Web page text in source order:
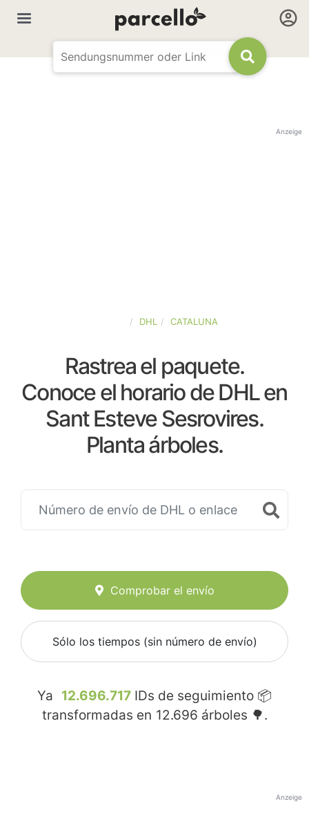
Anzeige
DHL CATALUNA
Rastrea el paquete.
Conoce el horario de DHL en
Sant Esteve Sesrovires.
Planta árboles.
Comprobar el envío
Sólo los tiempos (sin número de envío)
Ya 12.696.717 IDs de seguimiento 📦
transformadas en 12.696 árboles 🌳.
Anzeige